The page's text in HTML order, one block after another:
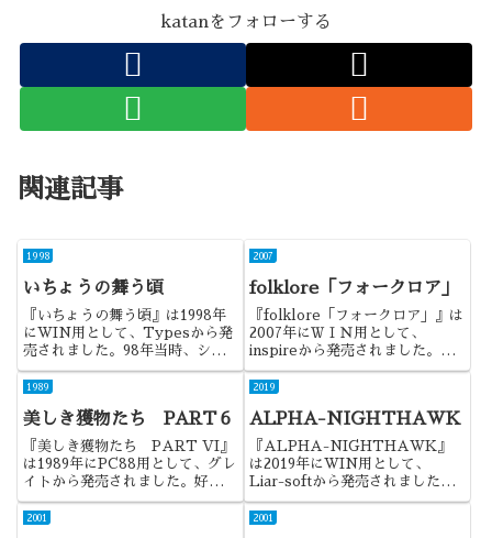
katanをフォローする
関連記事
1998
いちょうの舞う頃
『いちょうの舞う頃』は1998年
にWIN用として、Typesから発
売されました。98年当時、シナ
リオの良い作品として有名だった
のですが・・・
2007
folklore「フォークロア」
『folklore「フォークロア」』は
2007年にＷＩＮ用として、
inspireから発売されました。こ
れなんだよなと、これまでの不満
が解消された作品でした。
1989
美しき獲物たち PART６
『美しき獲物たち PART VI』
は1989年にPC88用として、グレ
イトから発売されました。好きな
音楽を聴きながらCGを楽しむシ
リーズの第6弾になります。
2019
ALPHA-NIGHTHAWK
『ALPHA-NIGHTHAWK』
は2019年にWIN用として、
Liar-softから発売されました。
七星電灯さんが企画・原画・シナ
リオを手掛けており、久しぶりに
2001 2001